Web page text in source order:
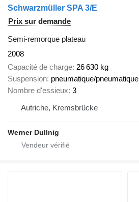
Schwarzmüller SPA 3/E
Prix sur demande
Semi-remorque plateau
2008
Capacité de charge 26 630 kg
Suspension pneumatique/pneumatique
Nombre d'essieux 3
Autriche, Kremsbrücke
Werner Dullnig